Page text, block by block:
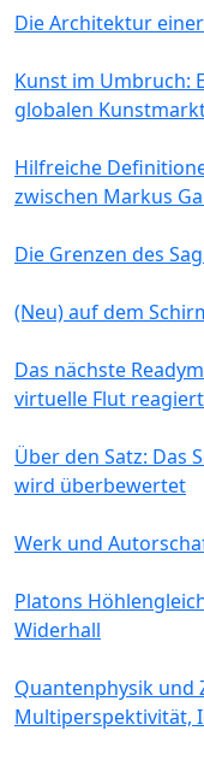
Die Architektur
Kunst im Umbruch:
globalen
Hilfreiche
zwischen Markus
Die Grenzen des
(Neu) auf dem
Das nächste
virtuelle Flut reagiert
Über den Satz: Das
wird überbewertet
Werk und
Platons
Widerhall
Quantenphysik und
Multiperspektivität,